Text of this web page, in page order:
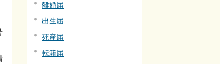
離婚届
出生届
死産届
転籍届